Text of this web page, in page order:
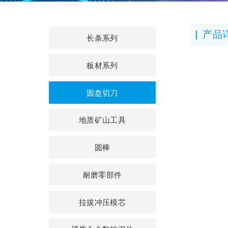
长条系列
板材系列
圆盘切刀
地质矿山工具
圆棒
耐磨零部件
拉拔冲压模芯
产品